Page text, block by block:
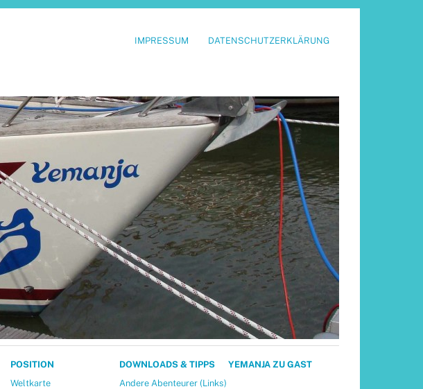
IMPRESSUM DATENSCHUTZERKLÄRUNG
POSITION
Weltkarte
DOWNLOADS & TIPPS
Andere Abenteurer (Links)
YEMANJA ZU GAST